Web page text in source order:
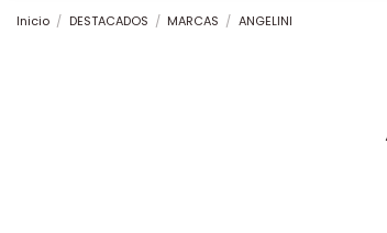
Inicio DESTACADOS MARCAS ANGELINI